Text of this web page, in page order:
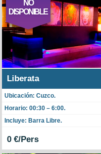
NO
DISPONIBLE
Liberata
Ubicación: Cuzco.
Horario: 00:30 – 6:00.
Incluye: Barra Libre.
0 €/Pers